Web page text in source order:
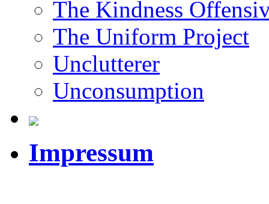
The Kindness
The Uniform Project
Unclutterer
Unconsumption
Impressum